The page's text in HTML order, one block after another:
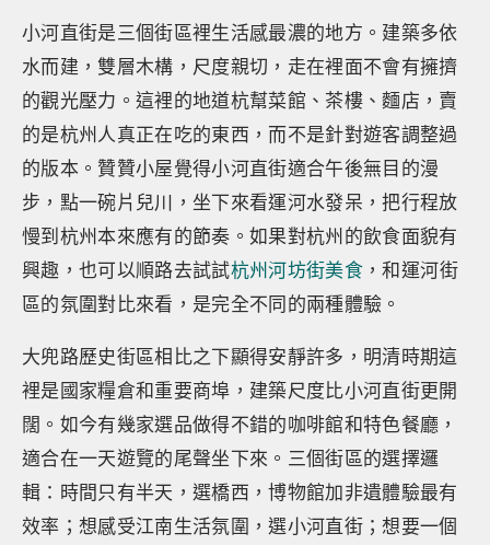
小河直街是三個街區裡生活感最濃的地方。建築多依
水而建，雙層木構，尺度親切，走在裡面不會有擁擠
的觀光壓力。這裡的地道杭幫菜館、茶樓、麵店，賣
的是杭州人真正在吃的東西，而不是針對遊客調整過
的版本。贊贊小屋覺得小河直街適合午後無目的漫
步，點一碗片兒川，坐下來看運河水發呆，把行程放
慢到杭州本來應有的節奏。如果對杭州的飲食面貌有
興趣，也可以順路去試試杭州河坊街美食 ，和運河街
區的氛圍對比來看，是完全不同的兩種體驗。
大兜路歷史街區相比之下顯得安靜許多，明清時期這
裡是國家糧倉和重要商埠，建築尺度比小河直街更開
闊。如今有幾家選品做得不錯的咖啡館和特色餐廳，
適合在一天遊覽的尾聲坐下來。三個街區的選擇邏
輯：時間只有半天，選橋西，博物館加非遺體驗最有
效率；想感受江南生活氛圍，選小河直街；想要一個